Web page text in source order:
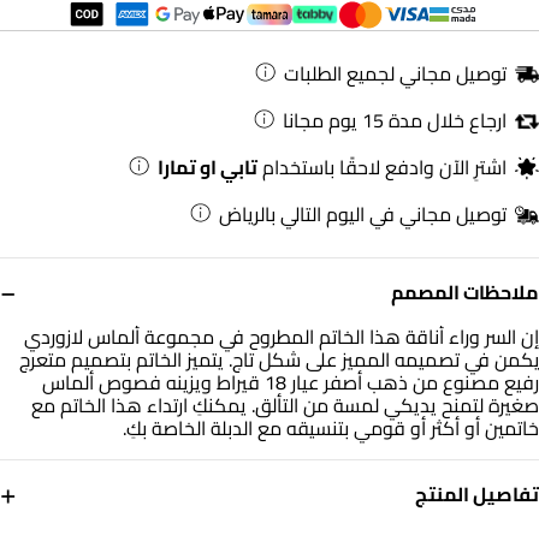
ملاحظات المصمم −
إن السر وراء أناقة هذا الخاتم المطروح في مجموعة ألماس لازوردي
يكمن في تصميمه المميز على شكل تاج. يتميز الخاتم بتصميم متعرج
رفيع مصنوع من ذهب أصفر عيار 18 قيراط ويزينه فصوص ألماس
صغيرة لتمنح يديكي لمسة من التألق. يمكنكِ ارتداء هذا الخاتم مع
خاتمين أو أكثر أو قومي بتنسيقه مع الدبلة الخاصة بكِ.
تفاصيل المنتج
+
توصيل مجاني لجميع الطلبات
ارجاع خلال مدة 15 يوم مجانا
اشترِ الآن وادفع لاحقًا باستخدامتابي او تمارا
توصيل مجاني في اليوم التالي بالرياض